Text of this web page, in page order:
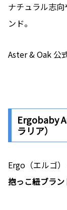
ナチュラル志
ンド。
Aster & Oak 公
Ergobaby
ラリア）
Ergo（エルゴ）
抱っこ紐ブラン